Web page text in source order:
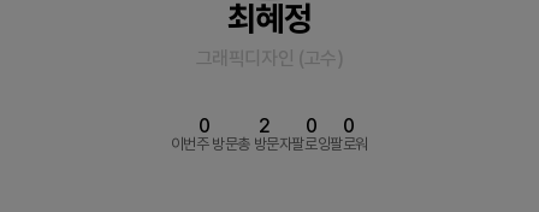
최혜정
그래픽디자인 (고수)
이번주 방문
0
총 방문자
2
팔로잉
0
팔로워
0